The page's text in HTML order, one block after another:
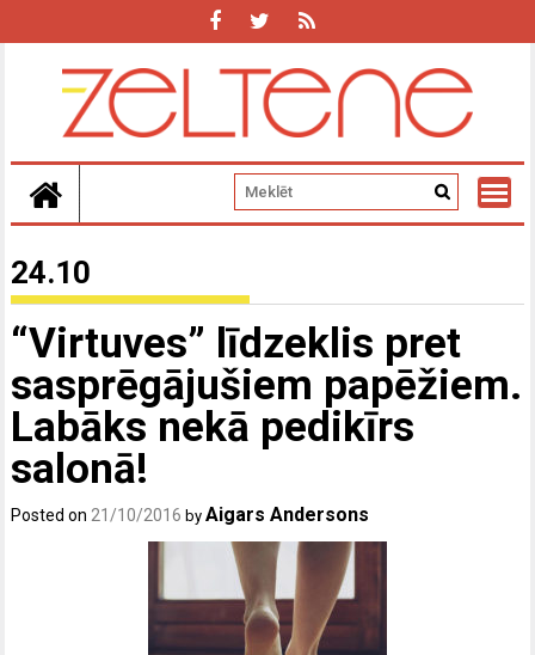
24.10
“Virtuves” līdzeklis pret
sasprēgājušiem papēžiem.
Labāks nekā pedikīrs
salonā!
Posted on 21/10/2016 byAigars Andersons